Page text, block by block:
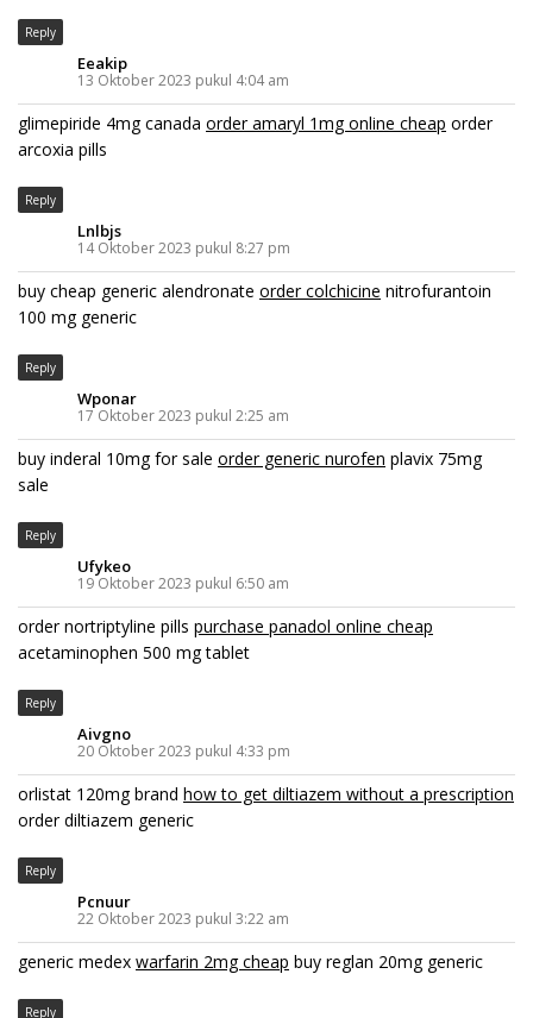
Reply
Eeakip
13 Oktober 2023 pukul 4:04 am
glimepiride 4mg canada order amaryl 1mg online cheap order
arcoxia pills
Reply
Lnlbjs
14 Oktober 2023 pukul 8:27 pm
buy cheap generic alendronate order colchicine nitrofurantoin
100 mg generic
Reply
Wponar
17 Oktober 2023 pukul 2:25 am
buy inderal 10mg for sale order generic nurofen plavix 75mg
sale
Reply
Ufykeo
19 Oktober 2023 pukul 6:50 am
order nortriptyline pills purchase panadol online cheap
acetaminophen 500 mg tablet
Reply
Aivgno
20 Oktober 2023 pukul 4:33 pm
orlistat 120mg brand how to get diltiazem without a prescription
order diltiazem generic
Reply
Pcnuur
22 Oktober 2023 pukul 3:22 am
generic medex warfarin 2mg cheap buy reglan 20mg generic
Reply